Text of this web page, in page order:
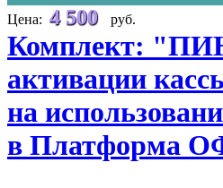
Цена: 4 500 руб.
Комплект:
активации
на
в Платформа